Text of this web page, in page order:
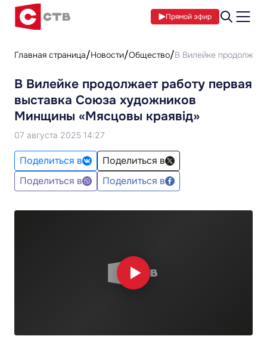
Прямой эфир
Главная страница Новости Общество В Вилейке
В Вилейке продолжает работу первая
выставка Союза художников
Минщины «Мясцовы краявiд»
07 августа 2025 14:27
Поделиться в
Поделиться в
Поделиться в
Поделиться в